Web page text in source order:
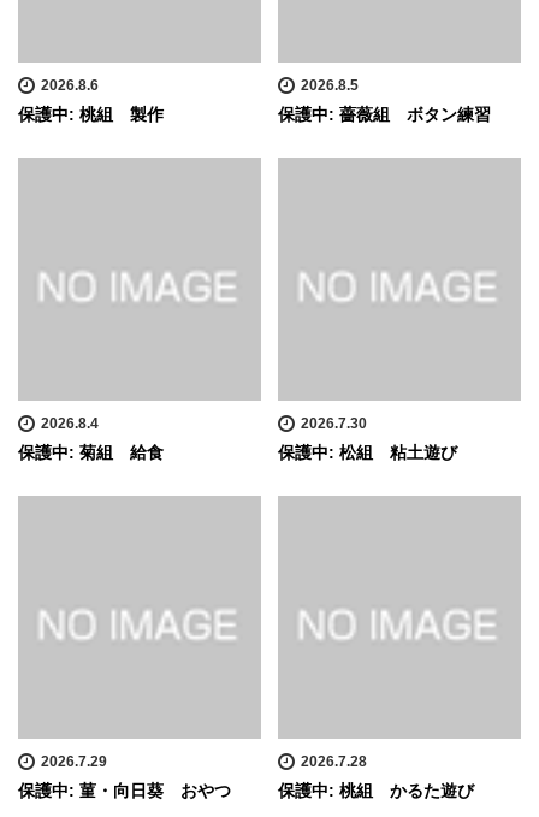
2026.8.6
保護中: 桃組 製作
2026.8.5
保護中: 薔薇組 ボタン練習
2026.8.4
保護中: 菊組 給食
2026.7.30
保護中: 松組 粘土遊び
2026.7.29
保護中: 菫・向日葵 おやつ
2026.7.28
保護中: 桃組 かるた遊び